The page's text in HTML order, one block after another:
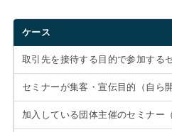
ケース
取引先を接待する目的で参加する
セミナーが集客・宣伝目的（自ら
加入している団体主催のセミナー